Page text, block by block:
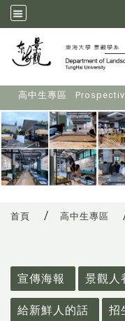
高中生專區
首頁 高中生專區
宣傳海報
景觀人
給新鮮人的話 招